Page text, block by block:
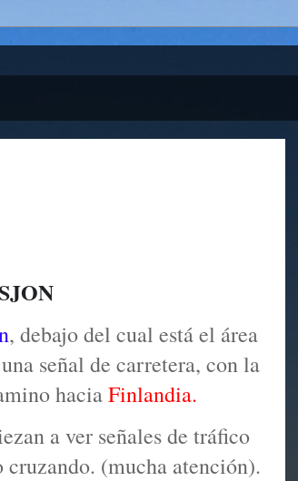
, debajo del cual está el área
señal de carretera, con la
haciaFinlandia.
a ver señales de tráfico
(mucha atención).